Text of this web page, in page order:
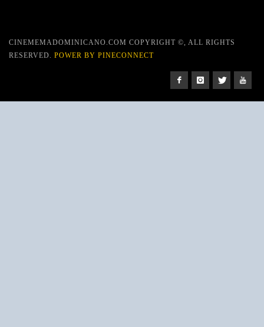
CINEMEMADOMINICANO.COM COPYRIGHT ©, ALL RIGHTS
RESERVED. POWER BY PINECONNECT